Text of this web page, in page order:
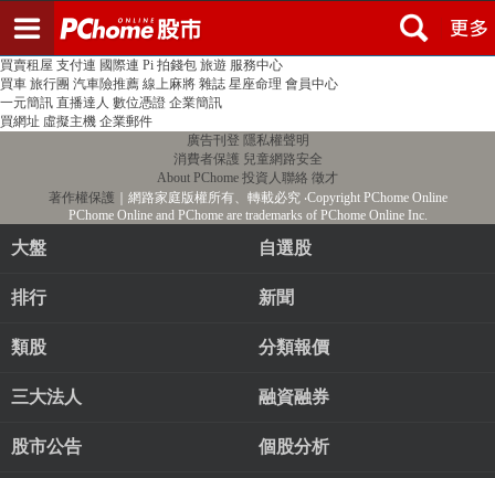
PChome首頁 線上購物 24h購物 書店
買賣租屋 支付連 國際連 Pi 拍錢包 旅遊 服務中心
買車 旅行團 汽車險推薦 線上麻將 雜誌 星座命理 會員中心
一元簡訊 直播達人 數位憑證 企業簡訊
買網址 虛擬主機 企業郵件
廣告刊登 隱私權聲明
消費者保護 兒童網路安全
About PChome 投資人聯絡 徵才
著作權保護 ｜網路家庭版權所有、轉載必究‧Copyright PChome Online
PChome Online and PChome are trademarks of PChome Online Inc.
大盤 自選股
排行 新聞
類股 分類報價
三大法人 融資融券
股市公告 個股分析